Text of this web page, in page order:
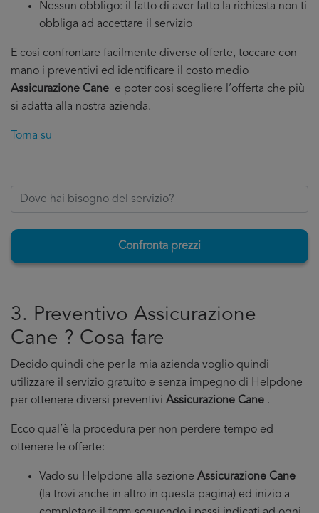
Nessun obbligo: il fatto di aver fatto la richiesta non ti
obbliga ad accettare il servizio
E cosi confrontare facilmente diverse offerte, toccare con
mano i preventivi ed identificare il costo medio
Assicurazione Cane e poter cosi scegliere l’offerta che più
si adatta alla nostra azienda.
Torna su
Confronta prezzi
3. Preventivo Assicurazione
Cane ? Cosa fare
Decido quindi che per la mia azienda voglio quindi
utilizzare il servizio gratuito e senza impegno di Helpdone
per ottenere diversi preventivi Assicurazione Cane .
Ecco qual’è la procedura per non perdere tempo ed
ottenere le offerte:
Vado su Helpdone alla sezione Assicurazione Cane
(la trovi anche in altro in questa pagina) ed inizio a